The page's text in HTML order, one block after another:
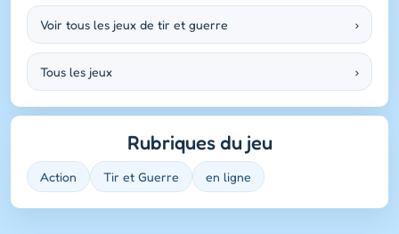
Voir tous les jeux de tir et guerre ›
Tous les jeux ›
Rubriques du jeu
Action Tir et Guerre en ligne